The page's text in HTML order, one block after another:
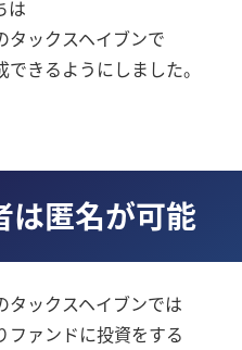
は
タックスヘイブンで
きるようにしました。
は匿名が可能
タックスヘイブンでは
ファンドに投資をする